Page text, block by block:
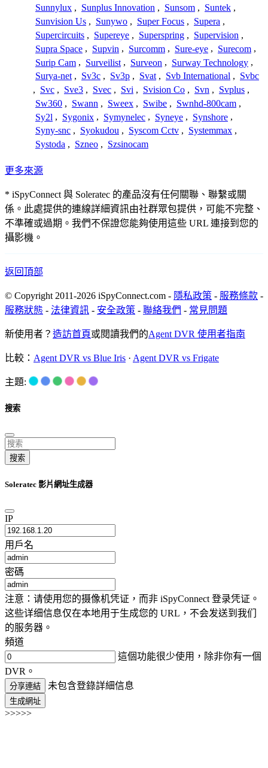
Sunnylux , Sunplus Innovation , Sunsom , Suntek ,
Sunvision Us , Sunywo , Super Focus , Supera ,
Supercircuits , Supereye , Superspring , Supervision ,
Supra Space , Supvin , Surcomm , Sure-eye , Surecom ,
Surip Cam , Surveilist , Surveon , Surway Technology ,
Surya-net , Sv3c , Sv3p , Svat , Svb International , Svbc
, Svc , Sve3 , Svec , Svi , Svision Co , Svn , Svplus ,
Sw360 , Swann , Sweex , Swibe , Swnhd-800cam ,
Sy2l , Sygonix , Symynelec , Syneye , Synshore ,
Syny-snc , Syokudou , Syscom Cctv , Systemmax ,
Systoda , Szneo , Szsinocam
更多來源
* iSpyConnect 與 Soleratec 的產品沒有任何關聯、聯繫或關
係。此處提供的連線詳細資訊由社群眾包提供，可能不完整、
不準確或過期。我們不保證您能夠使用這些 URL 連接到您的
攝影機。
返回頂部
© Copyright 2011-2026 iSpyConnect.com - 隱私政策 - 服務條款 -
服務狀態 - 法律資訊 - 安全政策 - 聯絡我們 - 常見問題
新使用者？ 造訪首頁或閱讀我們的Agent DVR 使用者指南
比較： Agent DVR vs Blue Iris · Agent DVR vs Frigate
主題:
搜索
搜索
Soleratec 影片網址生成器
IP
用戶名
密碼
注意：请使用您的摄像机凭证，而非 iSpyConnect 登录凭证。
这些详细信息仅在本地用于生成您的 URL，不会发送到我们
的服务器。
頻道
這個功能很少使用，除非你有一個
DVR。
分享連結 未包含登錄詳細信息
生成網址
>>>>>